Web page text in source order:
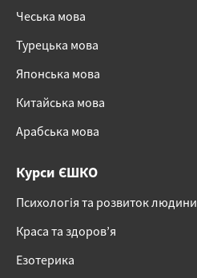
Чеська мова
Турецька мова
Японська мова
Китайська мова
Арабська мова
Курси ЄШКО
Психологія та розвиток людини
Краса та здоров’я
Езотерика